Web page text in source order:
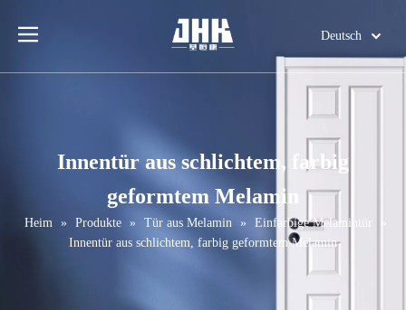
Deutsch
English
简体中文
العربية
Français
Pусский
Español
Português
Italiano
日本語
اردو
Innentür aus schlichtem, farbig
geformtem Melamin
Heim » Produkte » Tür aus Melamin » Einfarbige Melamintür
»
Innentür aus schlichtem, farbig geformtem Melamin